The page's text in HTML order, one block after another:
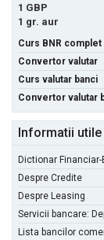
1 GBP
1 gr. aur
Curs BNR complet
Convertor valutar
Curs valutar banci
Convertor valutar
Informatii utile
Dictionar
Despre Credite
Despre Leasing
Servicii bancare:
Lista bancilor